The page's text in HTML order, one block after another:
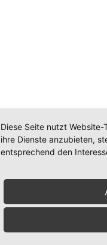
Diese Seite nutzt
ihre Dienste anzubieten,
entsprechend den